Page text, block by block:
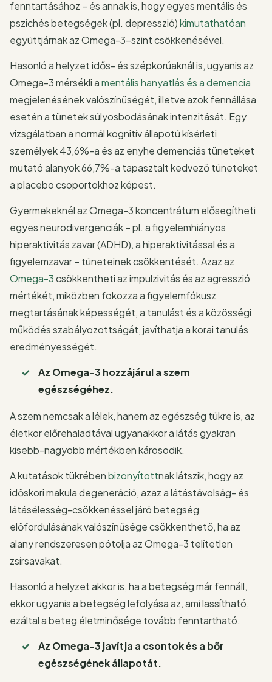
fenntartásához – és annak is, hogy egyes mentális és
pszichés betegségek (pl. depresszió)kimutathatóan
együttjárnak az Omega-3-szint csökkenésével.
Hasonló a helyzet idős- és szépkorúaknál is, ugyanis az
Omega-3 mérsékli amentális hanyatlás és a demencia
megjelenésének valószínűségét, illetve azok fennállása
esetén a tünetek súlyosbodásának intenzitását. Egy
vizsgálatban a normál kognitív állapotú kísérleti
személyek 43,6%-a és az enyhe demenciás tüneteket
mutató alanyok 66,7%-a tapasztalt kedvező tüneteket
a placebo csoportokhoz képest.
Gyermekeknél az Omega-3 koncentrátum elősegítheti
egyes neurodivergenciák – pl. a figyelemhiányos
hiperaktivitás zavar (ADHD), a hiperaktivitással és a
figyelemzavar – tüneteinek csökkentését. Azaz az
Omega-3csökkentheti az impulzivitás és az agresszió
mértékét, miközben fokozza a figyelemfókusz
megtartásának képességét, a tanulást és a közösségi
működés szabályozottságát, javíthatja a korai tanulás
eredményességét.
Az Omega-3 hozzájárul a szem
egészségéhez.
A szem nemcsak a lélek, hanem az egészség tükre is, az
életkor előrehaladtával ugyanakkor a látás gyakran
kisebb-nagyobb mértékben károsodik.
A kutatások tükrébenbizonyítottnak látszik, hogy az
időskori makula degeneráció, azaz a látástávolság- és
látásélesség-csökkenéssel járó betegség
előfordulásának valószínűsége csökkenthető, ha az
alany rendszeresen pótolja az Omega-3 telítetlen
zsírsavakat.
Hasonló a helyzet akkor is, ha a betegség már fennáll,
ekkor ugyanis a betegség lefolyása az, ami lassítható,
ezáltal a beteg életminősége tovább fenntartható.
Az Omega-3 javítja a csontok és a bőr
egészségének állapotát.